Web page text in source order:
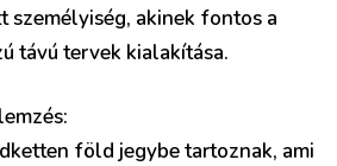
személyiség, akinek fontos a
távú tervek kialakítása.
föld jegybe tartoznak, ami